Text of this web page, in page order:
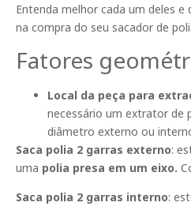
Entenda melhor cada um deles e
na compra do seu sacador de
Fatores
Local da peça para
necessário um extrator de
diâmetro externo ou
Saca polia 2 garras externo:
uma polia presa em um eixo.
Saca polia 2 garras interno: